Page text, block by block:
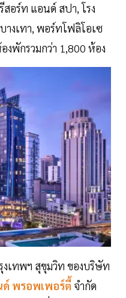
สอร์ท แอนด์ สปา, โรง
างเทา, พอร์ทโฟลิโอเซ
งพักรวมกว่า 1,800 ห้อง
งเทพฯ สุขุมวิท ของบริษัท
ด์ พรอพเพอร์ตี้ จำกัด